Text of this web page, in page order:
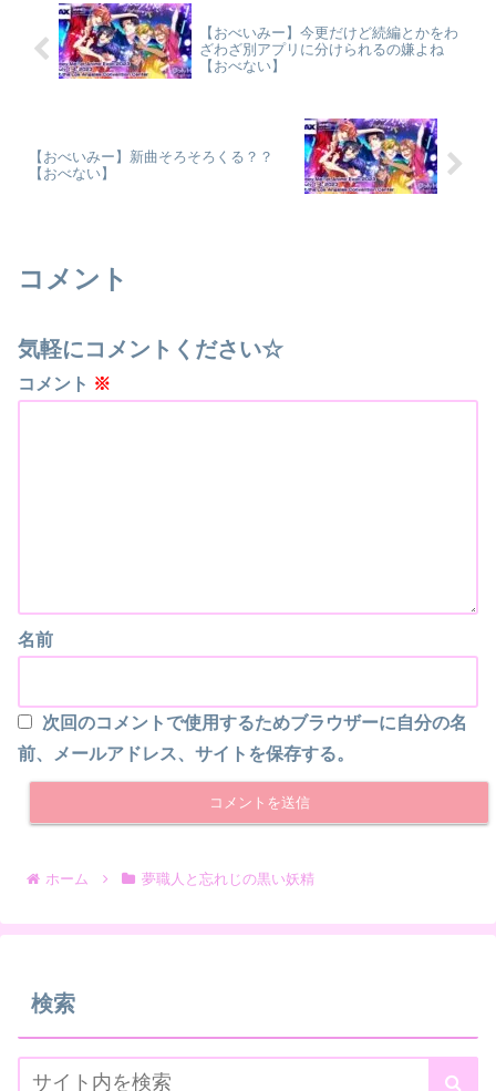
【おべいみー】今更だけど続編とかをわ
ざわざ別アプリに分けられるの嫌よね
【おべない】
【おべいみー】新曲そろそろくる？？
【おべない】
コメント
気軽にコメントください☆
コメント ※
名前
次回のコメントで使用するためブラウザーに自分の名
前、メールアドレス、サイトを保存する。
ホーム 夢職人と忘れじの黒い妖精
検索